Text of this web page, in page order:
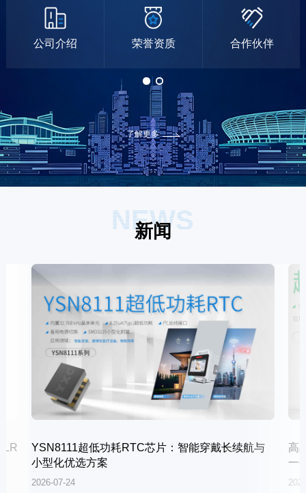
公司介绍 荣誉资质 合作伙伴
了解更多
NEWS
新闻
YSN8111超低功耗RTC芯片：智能穿戴长续航与
小型化优选方案
2026-07-24
高
一